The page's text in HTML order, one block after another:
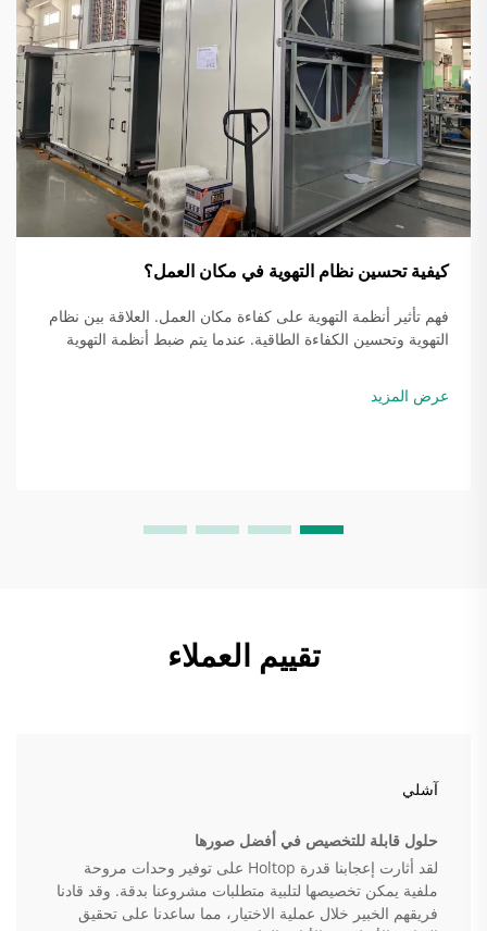
كيفية تحسين نظام التهوية في مكان العمل؟
فهم تأثير أنظمة التهوية على كفاءة مكان العمل. العلاقة بين نظام
التهوية وتحسين الكفاءة الطاقية. عندما يتم ضبط أنظمة التهوية
عرض المزيد
تقييم العملاء
آشلي
حلول قابلة للتخصيص في أفضل صورها
لقد أثارت إعجابنا قدرة Holtop على توفير وحدات مروحة
ملفية يمكن تخصيصها لتلبية متطلبات مشروعنا بدقة. وقد قادنا
فريقهم الخبير خلال عملية الاختيار، مما ساعدنا على تحقيق